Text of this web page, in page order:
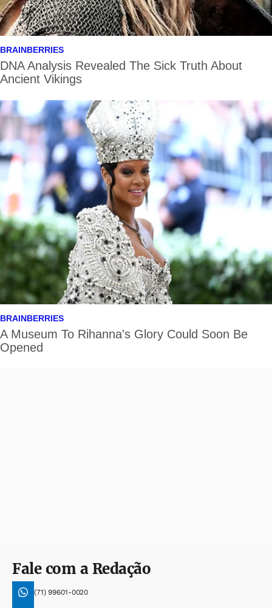
Fale com a Redação
(71) 99601-0020